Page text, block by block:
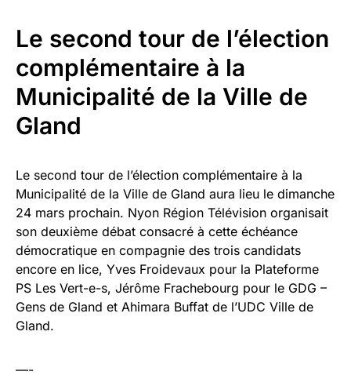
Le second tour de l’élection
complémentaire à la
Municipalité de la Ville de
Gland
Le second tour de l’élection complémentaire à la
Municipalité de la Ville de Gland aura lieu le dimanche
24 mars prochain. Nyon Région Télévision organisait
son deuxième débat consacré à cette échéance
démocratique en compagnie des trois candidats
encore en lice, Yves Froidevaux pour la Plateforme
PS Les Vert-e-s, Jérôme Frachebourg pour le GDG –
Gens de Gland et Ahimara Buffat de l’UDC Ville de
Gland.
—-